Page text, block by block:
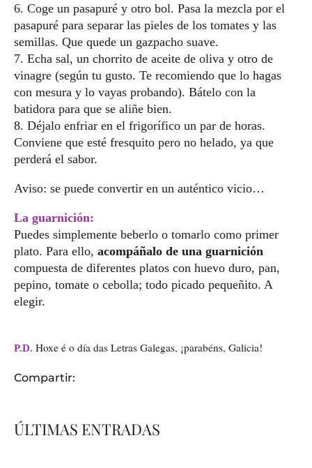
6. Coge un pasapuré y otro bol. Pasa la mezcla por el
pasapuré para separar las pieles de los tomates y las
semillas. Que quede un gazpacho suave.
7. Echa sal, un chorrito de aceite de oliva y otro de
vinagre (según tu gusto. Te recomiendo que lo hagas
con mesura y lo vayas probando). Bátelo con la
batidora para que se aliñe bien.
8. Déjalo enfriar en el frigorífico un par de horas.
Conviene que esté fresquito pero no helado, ya que
perderá el sabor.
Aviso: se puede convertir en un auténtico vicio…
La guarnición:
Puedes simplemente beberlo o tomarlo como primer
plato. Para ello, acompáñalo de una guarnición
compuesta de diferentes platos con huevo duro, pan,
pepino, tomate o cebolla; todo picado pequeñito. A
elegir.
P.D. Hoxe é o día das Letras Galegas, ¡parabéns, Galicia!
Compartir:
ÚLTIMAS ENTRADAS